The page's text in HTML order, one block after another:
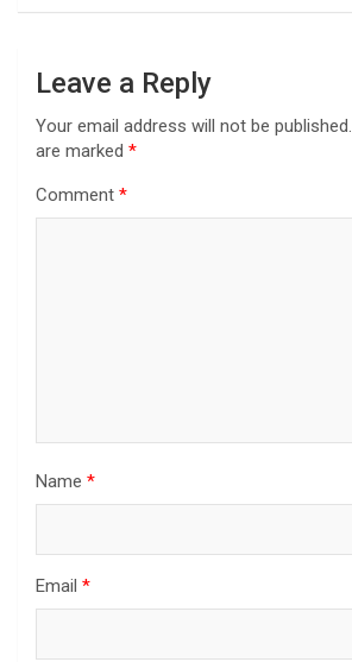
Leave a Reply
Your email address will not be published.
are marked *
Comment *
Name *
Email *